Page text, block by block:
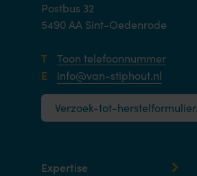
Postbus 32
5490 AA Sint-Oedenrode
T Toon telefoonnummer
E info@van-stiphout.nl
Verzoek-tot-herstelformulier
Expertise